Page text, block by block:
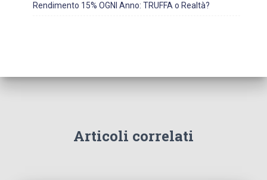
Rendimento 15% OGNI Anno: TRUFFA o Realtà?
Articoli correlati